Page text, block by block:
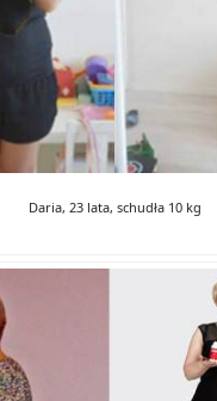
Daria, 23 lata, schudła 10 kg